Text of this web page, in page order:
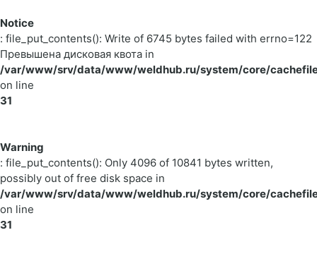
Notice
: file_put_contents(): Write of 6745 bytes failed with errno=122
Превышена дисковая квота in
/var/www/srv/data/www/weldhub.ru/system/core/
on line
31
Warning
: file_put_contents(): Only 4096 of 10841 bytes written,
possibly out of free disk space in
/var/www/srv/data/www/weldhub.ru/system/core/
on line
31